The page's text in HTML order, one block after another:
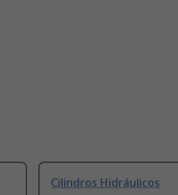
Cilindros Hidráulicos